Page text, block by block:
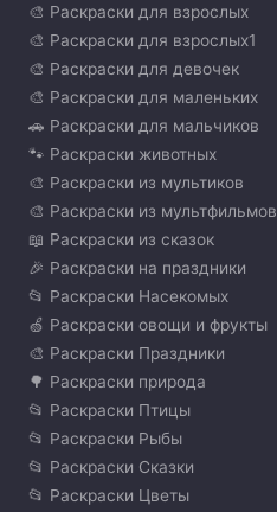
🎨 Раскраски для взрослых
🎨 Раскраски для взрослых1
🎨 Раскраски для девочек
🎨 Раскраски для маленьких
🚗 Раскраски для мальчиков
🐾 Раскраски животных
🎨 Раскраски из мультиков
🎨 Раскраски из мультфильмов
📖 Раскраски из сказок
🎉 Раскраски на праздники
📂 Раскраски Насекомых
🍏 Раскраски овощи и фрукты
🎨 Раскраски Праздники
🌳 Раскраски природа
📂 Раскраски Птицы
📂 Раскраски Рыбы
📂 Раскраски Сказки
📂 Раскраски Цветы